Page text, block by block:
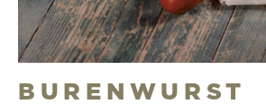
BURENWURST